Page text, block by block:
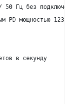
Гц без
PD мощностью 123
в секунду